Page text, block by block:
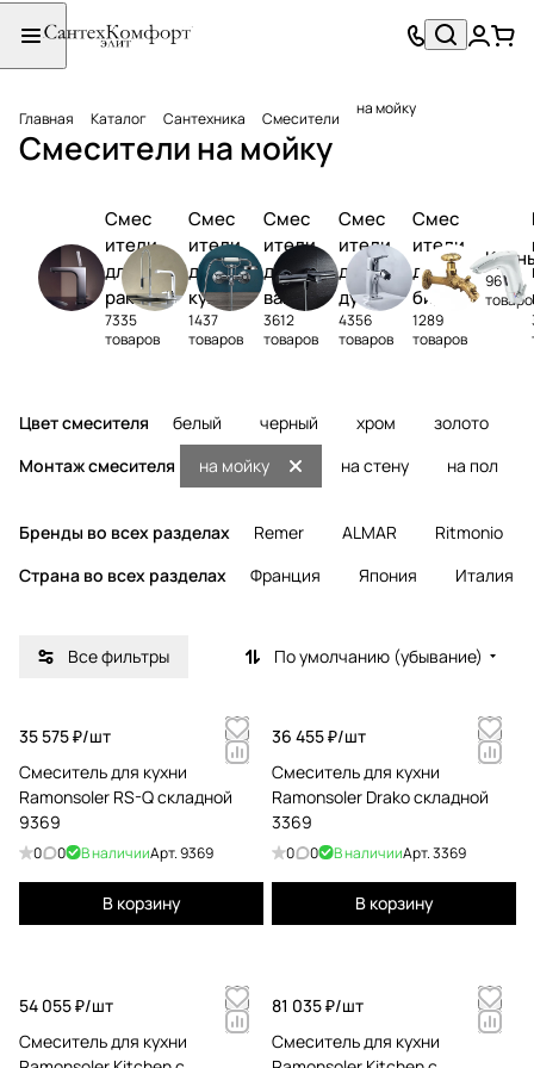
Главная Каталог Сантехника Смесители на мойку
Смесители на мойку
Смес
ители
для
раков
ины
7335
товаров
Смес
ители
для
кухни
1437
товаров
Смес
ители
для
ванны
3612
товаров
Смес
ители
для
душа
4356
товаров
Смес
ители
для
биде
1289
товаров
96
Цвет смесителя белый черный хром золото
Монтаж смесителя
на мойку на стену на пол
Бренды во всех разделах Remer ALMAR
Ritmonio
Страна во всех разделах
Франция Япония Италия
Все фильтры По умолчанию (убывание)
35 575 ₽/шт
Смеситель для кухни
Ramonsoler RS-Q складной
9369
0 0 В наличииАрт.9369
В корзину
36 455 ₽/шт
Смеситель для кухни
Ramonsoler Drako складной
3369
0 0 В наличииАрт.3369
В корзину
54 055 ₽/шт
Смеситель для кухни
81 035 ₽/шт
Смеситель для кухни